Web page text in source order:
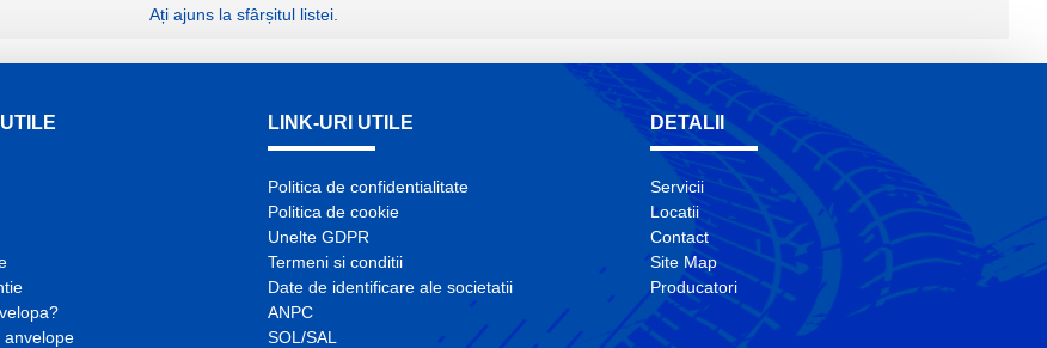
Ați ajuns la sfârșitul listei.
anvelope
LINK-URI UTILE
Politica de confidentialitate
Politica de cookie
Unelte GDPR
Termeni si conditii
Date de identificare ale societatii
ANPC
SOL/SAL
DETALII
Servicii
Locatii
Contact
Site Map
Producatori